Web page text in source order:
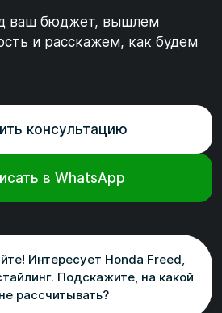
ваш бюджет, вышлем
и расскажем, как будем
консультацию
в WhatsApp
Интересует Honda Freed,
Подскажите, на какой
рассчитывать?